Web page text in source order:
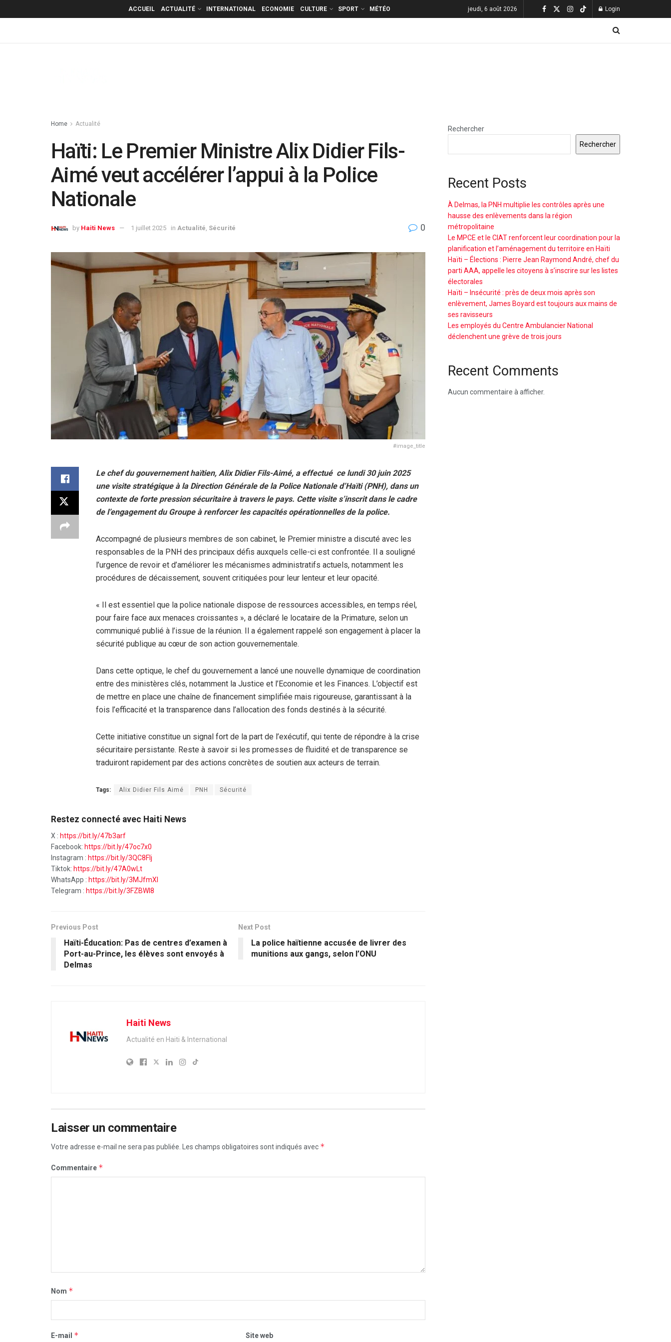
ACCUEIL ACTUALITÉ INTERNATIONAL ECONOMIE CULTURE SPORT MÉTÉO jeudi, 6 août 2026 Login
Home Actualité
Haïti: Le Premier Ministre Alix Didier Fils-
Aimé veut accélérer l’appui à la Police
Nationale
by Haiti News 1 juillet 2025 in Actualité Sécurité 0
#image_title
Le chef du gouvernement haïtien, Alix Didier Fils-Aimé, a effectué ce lundi 30 juin 2025
une visite stratégique à la Direction Générale de la Police Nationale d’Haïti (PNH), dans un
contexte de forte pression sécuritaire à travers le pays. Cette visite s’inscrit dans le cadre
de l’engagement du Groupe à renforcer les capacités opérationnelles de la police.
Accompagné de plusieurs membres de son cabinet, le Premier ministre a discuté avec les
responsables de la PNH des principaux défis auxquels celle-ci est confrontée. Il a souligné
l’urgence de revoir et d’améliorer les mécanismes administratifs actuels, notamment les
procédures de décaissement, souvent critiquées pour leur lenteur et leur opacité.
« Il est essentiel que la police nationale dispose de ressources accessibles, en temps réel,
pour faire face aux menaces croissantes », a déclaré le locataire de la Primature, selon un
communiqué publié à l’issue de la réunion. Il a également rappelé son engagement à placer la
sécurité publique au cœur de son action gouvernementale.
Dans cette optique, le chef du gouvernement a lancé une nouvelle dynamique de coordination
entre des ministères clés, notamment la Justice et l’Economie et les Finances. L’objectif est
de mettre en place une chaîne de financement simplifiée mais rigoureuse, garantissant à la
fois l’efficacité et la transparence dans l’allocation des fonds destinés à la sécurité.
Cette initiative constitue un signal fort de la part de l’exécutif, qui tente de répondre à la crise
sécuritaire persistante. Reste à savoir si les promesses de fluidité et de transparence se
traduiront rapidement par des actions concrètes de soutien aux acteurs de terrain.
Tags: Alix Didier Fils Aimé PNH Sécurité
Restez connecté avec Haiti News
X : https://bit.ly/47b3arf
Facebook: https://bit.ly/47oc7x0
Instagram : https://bit.ly/3QC8FIj
Tiktok: https://bit.ly/47A0wLt
WhatsApp : https://bit.ly/3MJfmXI
Telegram : https://bit.ly/3FZBWI8
Previous Post
Haïti-Éducation: Pas de centres d’examen à
Port-au-Prince, les élèves sont envoyés à
Delmas
Next Post
La police haïtienne accusée de livrer des
munitions aux gangs, selon l’ONU
Haiti News
Actualité en Haiti & International
Laisser un commentaire
Votre adresse e-mail ne sera pas publiée. Les champs obligatoires sont indiqués avec *
Commentaire *
Nom *
E-mail * Site web
Rechercher
Rechercher
Recent Posts
À Delmas, la PNH multiplie les contrôles après une
hausse des enlèvements dans la région
métropolitaine
Le MPCE et le CIAT renforcent leur coordination pour la
planification et l’aménagement du territoire en Haïti
Haïti – Élections : Pierre Jean Raymond André, chef du
parti AAA, appelle les citoyens à s’inscrire sur les listes
électorales
Haïti – Insécurité : près de deux mois après son
enlèvement, James Boyard est toujours aux mains de
ses ravisseurs
Les employés du Centre Ambulancier National
déclenchent une grève de trois jours
Recent Comments
Aucun commentaire à afficher.